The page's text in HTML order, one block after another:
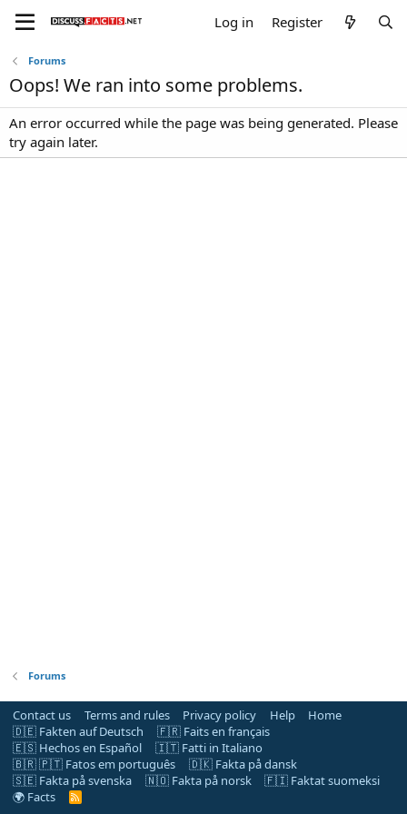
Log in Register
Forums
Oops! We ran into some problems.
An error occurred while the page was being generated. Please
try again later.
Forums
Contact us Terms and rules Privacy policy Help
Home
🇩🇪 Fakten auf Deutsch
🇫🇷 Faits en français
🇪🇸 Hechos en Español
🇮🇹 Fatti in Italiano
🇧🇷 🇵🇹 Fatos em português
🇩🇰 Fakta på dansk
🇸🇪 Fakta på svenska
🇳🇴 Fakta på norsk
🇫🇮 Faktat suomeksi
🌍 Facts
R